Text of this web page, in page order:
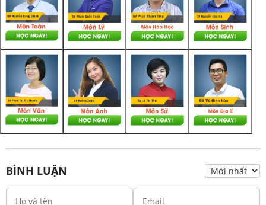
BÌNH LUẬN